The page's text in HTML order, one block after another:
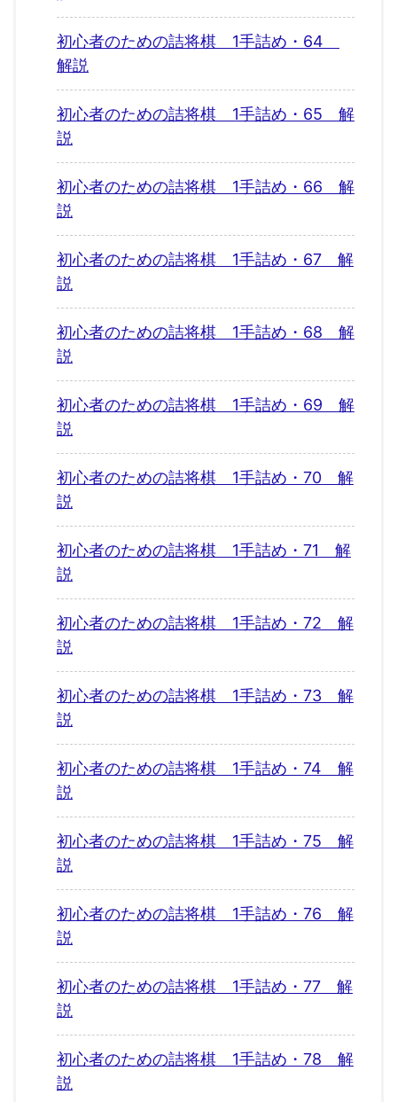
初心者のための詰将棋 1手詰め・64
解説
初心者のための詰将棋 1手詰め・65 解
説
初心者のための詰将棋 1手詰め・66 解
説
初心者のための詰将棋 1手詰め・67 解
説
初心者のための詰将棋 1手詰め・68 解
説
初心者のための詰将棋 1手詰め・69 解
説
初心者のための詰将棋 1手詰め・70 解
説
初心者のための詰将棋 1手詰め・71 解
説
初心者のための詰将棋 1手詰め・72 解
説
初心者のための詰将棋 1手詰め・73 解
説
初心者のための詰将棋 1手詰め・74 解
説
初心者のための詰将棋 1手詰め・75 解
説
初心者のための詰将棋 1手詰め・76 解
説
初心者のための詰将棋 1手詰め・77 解
説
初心者のための詰将棋 1手詰め・78 解
説